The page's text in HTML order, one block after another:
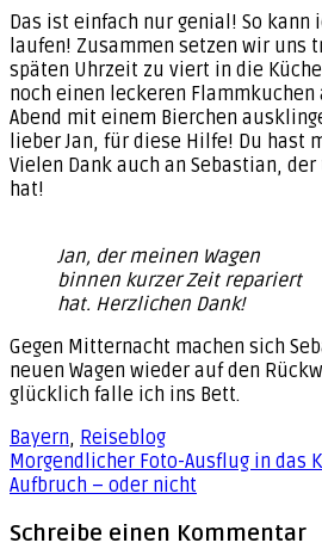
Das ist einfach nur genial! So
laufen! Zusammen setzen wir
späten Uhrzeit zu viert in die
noch einen leckeren
Abend mit einem Bierchen
lieber Jan, für diese Hilfe! Du hast
Vielen Dank auch an Sebastian,
hat!
Jan, der meinen Wagen
binnen kurzer Zeit repariert
hat. Herzlichen Dank!
Gegen Mitternacht machen sich
neuen Wagen wieder auf den
glücklich falle ich ins Bett.
Bayern, Reiseblog
Beitragsnavigation
Morgendlicher Foto-Ausflug in das
Aufbruch – oder nicht
Schreibe einen Kommentar